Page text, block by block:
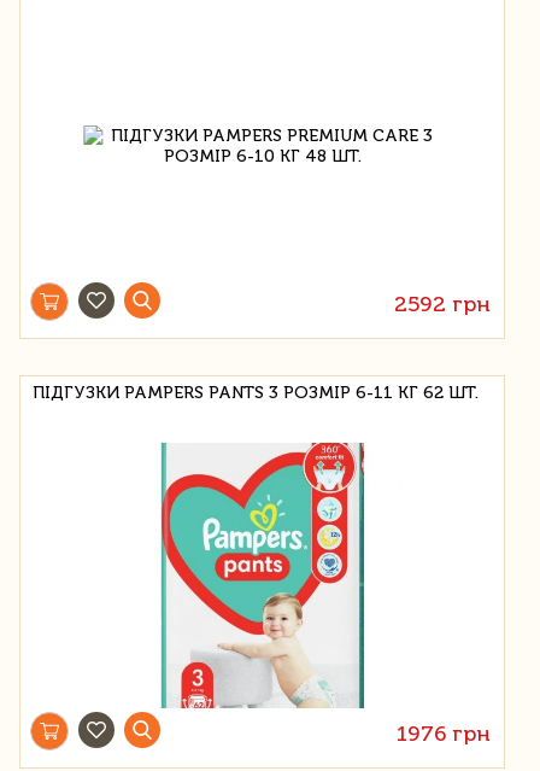
2592 грн
ПІДГУЗКИ PAMPERS PANTS 3 РОЗМІР 6-11 КГ 62 ШТ.
1976 грн